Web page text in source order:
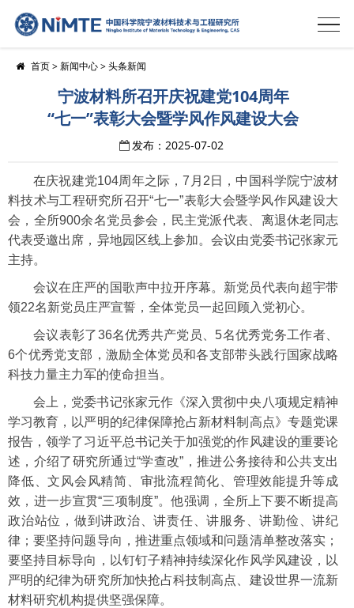
首页>新闻中心>头条新闻
宁波材料所召开庆祝建党104周年
“七一”表彰大会暨学风作风建设大会
发布：2025-07-02
在庆祝建党104周年之际，7月2日，中国科学院宁波材
料技术与工程研究所召开“七一”表彰大会暨学风作风建设大
会，全所900余名党员参会，民主党派代表、离退休老同志
代表受邀出席，异地园区线上参加。会议由党委书记张家元
主持。
会议在庄严的国歌声中拉开序幕。新党员代表向超宇带
领22名新党员庄严宣誓，全体党员一起回顾入党初心。
会议表彰了36名优秀共产党员、5名优秀党务工作者、
6个优秀党支部，激励全体党员和各支部带头践行国家战略
科技力量主力军的使命担当。
会上，党委书记张家元作《深入贯彻中央八项规定精神
学习教育，以严明的纪律保障抢占新材料制高点》专题党课
报告，领学了习近平总书记关于加强党的作风建设的重要论
述，介绍了研究所通过“学查改”，推进公务接待和公共支出
降低、文风会风精简、审批流程简化、管理效能提升等成
效，进一步宣贯“三项制度”。他强调，全所上下要不断提高
政治站位，做到讲政治、讲责任、讲服务、讲勤俭、讲纪
律；要坚持问题导向，推进重点领域和问题清单整改落实；
要坚持目标导向，以钉钉子精神持续深化作风学风建设，以
严明的纪律为研究所加快抢占科技制高点、建设世界一流新
材料研究机构提供坚强保障。